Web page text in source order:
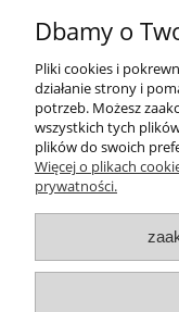
Dive Factory 24
woj.
tel.12
Dbamy o
Pliki cookies i
działanie strony i
potrzeb. Możesz
wszystkich tych
plików do swoich
Więcej o plikach
prywatności.